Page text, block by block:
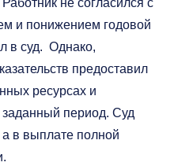
не согласился с
и понижением годовой
в суд. Однако,
предоставил
ресурсах и
период. Суд
а в выплате полной